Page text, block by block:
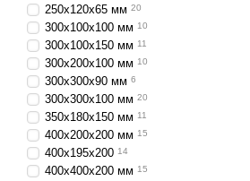
250х120х65 мм 20
300х100х100 мм 10
300х100х150 мм 11
300х200х100 мм 10
300х300х90 мм 6
300х300х100 мм 20
350х180х150 мм 11
400х200х200 мм 15
400х195х200 14
400х400х200 мм 15